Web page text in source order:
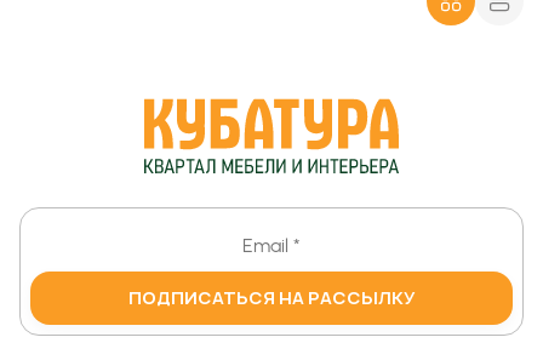
ПОДПИСАТЬСЯ НА РАССЫЛКУ